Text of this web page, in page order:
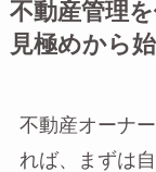
不動産管理
見極めから
不動産オーナ
れば、まずは